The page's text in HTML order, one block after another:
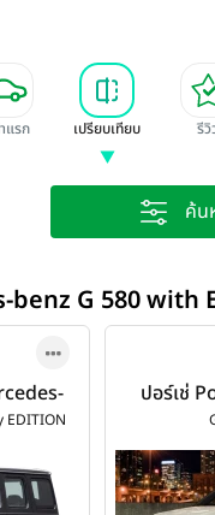
แรก เปรียบเทียบ รีวิ
ค้น
benz G 580 with
EQ
ONE
EDITION
ปอร์เช่